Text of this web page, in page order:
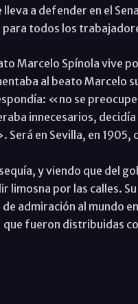
a defender en el
para todos los
Marcelo Spínola vive
al beato Marcelo
«no se
innecesarios,
en Sevilla, en 1905,
y viendo que del
limosna por las calles.
admiración al mundo
fueron distribuidas